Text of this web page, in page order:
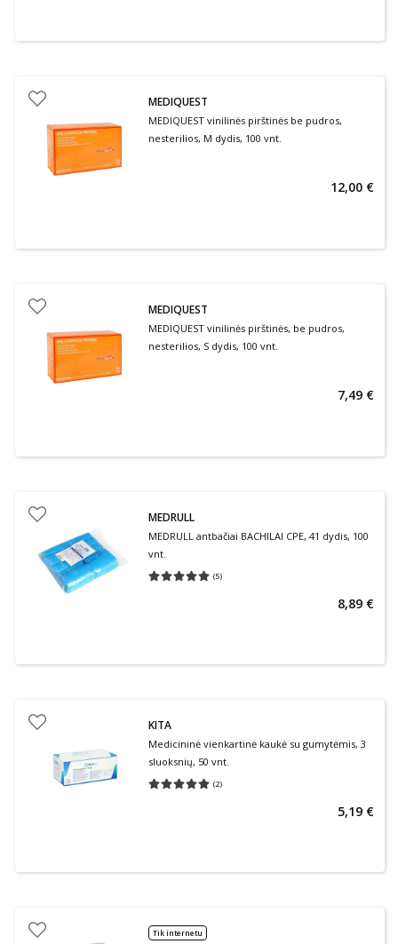
MEDIQUEST
MEDIQUEST vinilinės pirštinės be pudros,
nesterilios, M dydis, 100 vnt.
12,00 €
MEDIQUEST
MEDIQUEST vinilinės pirštinės, be pudros,
nesterilios, S dydis, 100 vnt.
7,49 €
MEDRULL
MEDRULL antbačiai BACHILAI CPE, 41 dydis, 100
vnt.
(5)
Vidutinis įvertinimas 5.00
8,89 €
KITA
Medicininė vienkartinė kaukė su gumytėmis, 3
sluoksnių, 50 vnt.
(2)
Vidutinis įvertinimas 5.00
5,19 €
Tik internetu